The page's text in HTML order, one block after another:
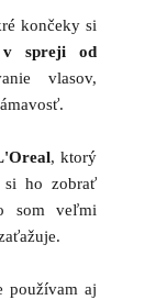
končeky si
spreji od
vlasov,
, ktorý
si ho zobrať
som veľmi
používam aj